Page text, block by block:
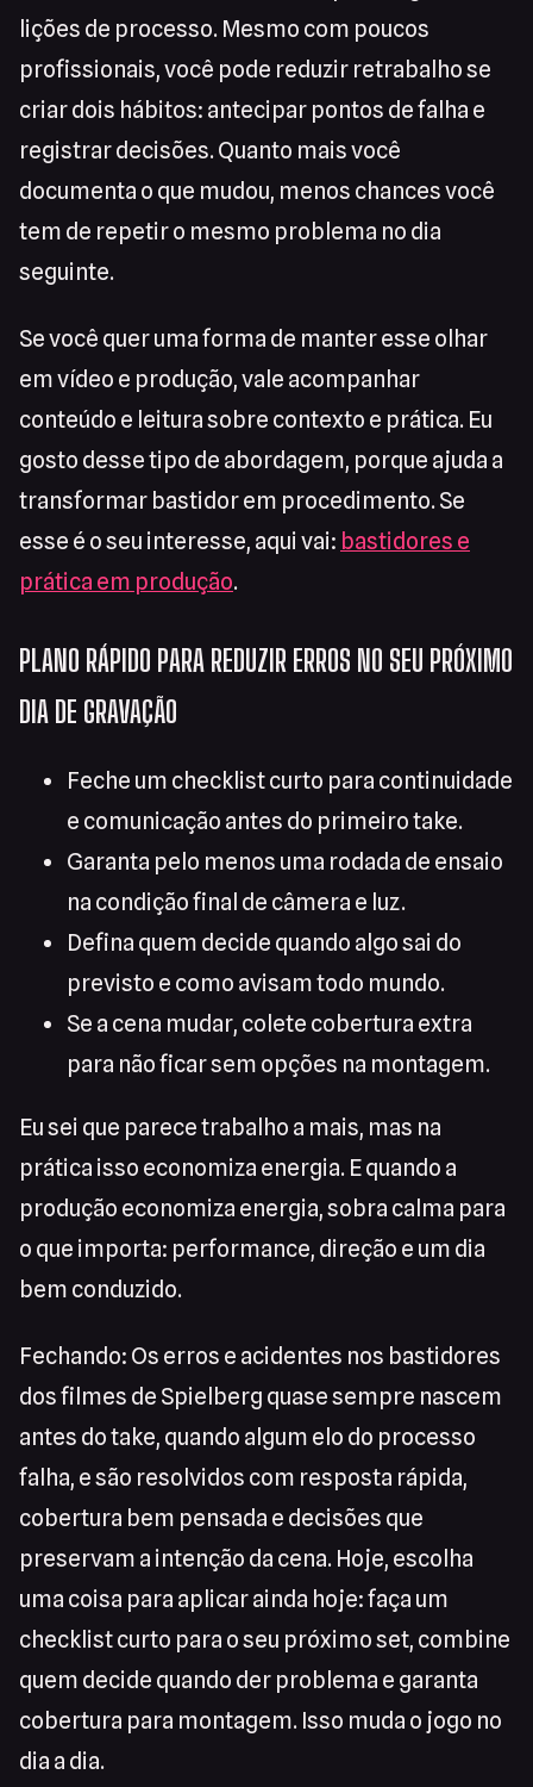
lições de processo. Mesmo com poucos
profissionais, você pode reduzir retrabalho se
criar dois hábitos: antecipar pontos de falha e
registrar decisões. Quanto mais você
documenta o que mudou, menos chances você
tem de repetir o mesmo problema no dia
seguinte.
Se você quer uma forma de manter esse olhar
em vídeo e produção, vale acompanhar
conteúdo e leitura sobre contexto e prática. Eu
gosto desse tipo de abordagem, porque ajuda a
transformar bastidor em procedimento. Se
esse é o seu interesse, aqui vai: bastidores e
prática em produção.
PLANO RÁPIDO PARA REDUZIR ERROS NO SEU PRÓXIMO
DIA DE GRAVAÇÃO
Feche um checklist curto para continuidade
e comunicação antes do primeiro take.
Garanta pelo menos uma rodada de ensaio
na condição final de câmera e luz.
Defina quem decide quando algo sai do
previsto e como avisam todo mundo.
Se a cena mudar, colete cobertura extra
para não ficar sem opções na montagem.
Eu sei que parece trabalho a mais, mas na
prática isso economiza energia. E quando a
produção economiza energia, sobra calma para
o que importa: performance, direção e um dia
bem conduzido.
Fechando: Os erros e acidentes nos bastidores
dos filmes de Spielberg quase sempre nascem
antes do take, quando algum elo do processo
falha, e são resolvidos com resposta rápida,
cobertura bem pensada e decisões que
preservam a intenção da cena. Hoje, escolha
uma coisa para aplicar ainda hoje: faça um
checklist curto para o seu próximo set, combine
quem decide quando der problema e garanta
cobertura para montagem. Isso muda o jogo no
dia a dia.